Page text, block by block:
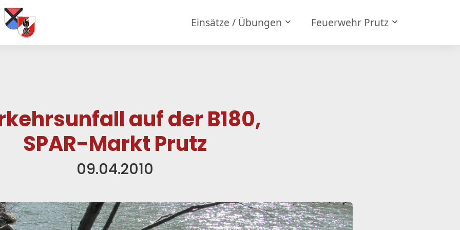
Einsätze / Übungen Feuerwehr Prutz
auf der B180,
SPAR-Markt Prutz
09.04.2010